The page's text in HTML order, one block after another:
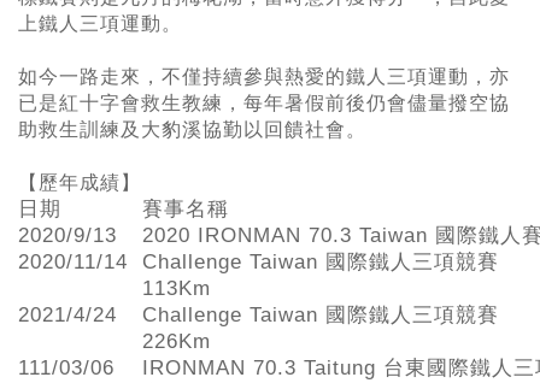
上鐵人三項運動。
如今一路走來，不僅持續參與熱愛的鐵人三項運動，亦
已是紅十字會救生教練，每年暑假前後仍會儘量撥空協
助救生訓練及大豹溪協勤以回饋社會。
【歷年成績】
日期
賽事名稱
2020/9/13
2020 IRONMAN 70.3 Taiwan 國際鐵人
2020/11/14
Challenge Taiwan 國際鐵人三項競賽
113Km
2021/4/24
Challenge Taiwan 國際鐵人三項競賽
226Km
111/03/06
IRONMAN 70.3 Taitung 台東國際鐵人三